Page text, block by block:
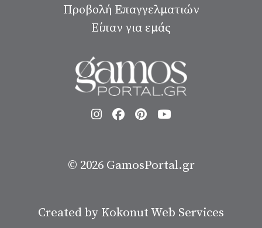
Προβολή Επαγγελματιών
Είπαν για εμάς
© 2026 GamosPortal.gr
Created by Kokonut Web Services